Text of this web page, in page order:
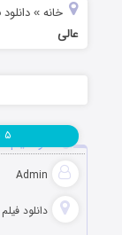
خانه »
عالی
دانلود
Admin
دانلود
۵